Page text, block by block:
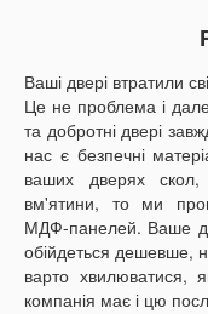
Ваші двері втратили
Це не проблема і
та добротні двері
нас є безпечні
ваших дверях
вм'ятини, то ми
МДФ-панелей. Ваше
обійдеться дешевше,
варто
компанія має і цю